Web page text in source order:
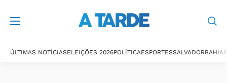
ÚLTIMAS NOTÍCIASELEIÇÕES 2026POLÍTICAESPORTESSALVADORBAHIA